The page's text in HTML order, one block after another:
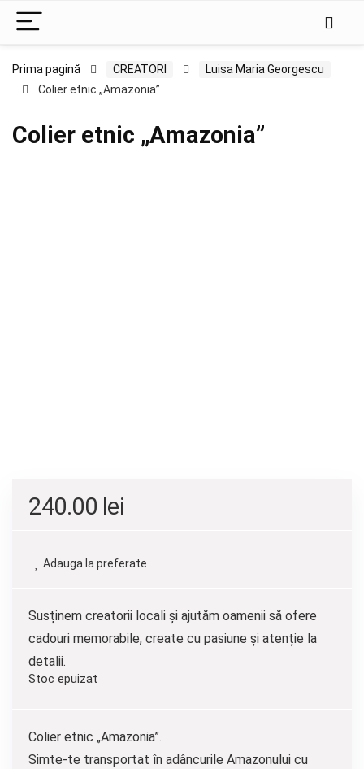
Prima pagină CREATORI
Luisa Maria Georgescu
Colier etnic „Amazonia”
Colier etnic „Amazonia”
240.00 lei
Adauga la preferate
Susținem creatorii locali și ajutăm oamenii să ofere
cadouri memorabile, create cu pasiune și atenție la
detalii.
Stoc epuizat
Colier etnic „Amazonia”.
Simte-te transportat în adâncurile Amazonului cu